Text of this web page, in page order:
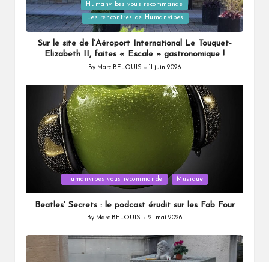
Posted
in
Humanvibes vous recommande
Les rencontres de Humanvibes
Sur le site de l’Aéroport International Le Touquet-
Elizabeth II, faites « Escale » gastronomique !
Posted
By Marc BELOUIS 11 juin 2026
in
Humanvibes vous recommande Musique
Beatles’ Secrets : le podcast érudit sur les Fab Four
Posted
By Marc BELOUIS 21 mai 2026